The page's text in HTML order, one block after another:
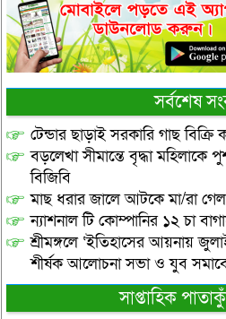
সর্বশেষ
টেন্ডার ছাড়াই সরকারি গাছ
বড়লেখা সীমান্তে বৃদ্ধা মহিলাকে
বিজিবি
মাছ ধরার জালে আটকে মা/রা
ন্যাশনাল টি কোম্পানির ১২ চা
শ্রীমঙ্গলে ‘ইতিহাসের আয়নায়
শীর্ষক আলোচনা সভা ও যুব
সাপ্তাহিক